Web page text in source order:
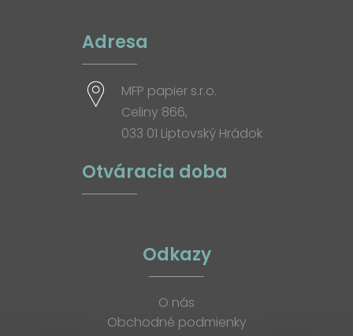
Adresa
MFP papier s.r.o.
Celiny 866,
033 01 Liptovský Hrádok
Otváracia doba
Odkazy
O nás
Obchodné podmienky